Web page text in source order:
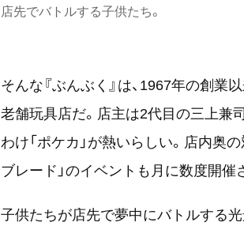
店先でバトルする子供たち。
そんな『ぶんぶく』は、1967年の創業
老舗玩具店だ。店主は2代目の三上兼
わけ「ポケカ」が熱いらしい。店内奥
ブレード」のイベントも月に数度開催
子供たちが店先で夢中にバトルする